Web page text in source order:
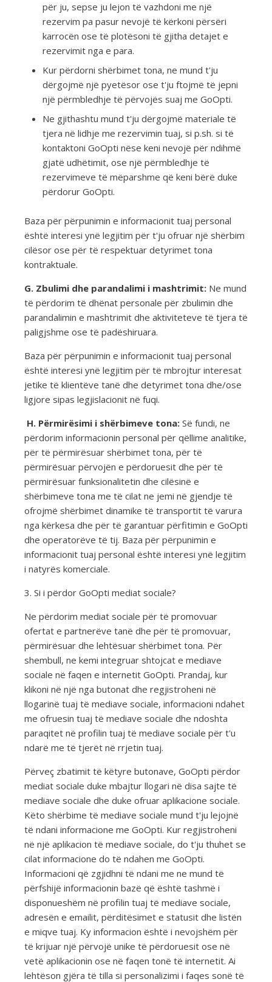
për ju, sepse ju lejon të vazhdoni me një
rezervim pa pasur nevojë të kërkoni përsëri
karrocën ose të plotësoni të gjitha detajet e
rezervimit nga e para.
Kur përdorni shërbimet tona, ne mund t'ju
dërgojmë një pyetësor ose t'ju ftojmë të jepni
një përmbledhje të përvojës suaj me GoOpti.
Ne gjithashtu mund t'ju dërgojmë materiale të
tjera në lidhje me rezervimin tuaj, si p.sh. si të
kontaktoni GoOpti nëse keni nevojë për ndihmë
gjatë udhëtimit, ose një përmbledhje të
rezervimeve të mëparshme që keni bërë duke
përdorur GoOpti.
Baza për përpunimin e informacionit tuaj personal
është interesi ynë legjitim për t'ju ofruar një shërbim
cilësor ose për të respektuar detyrimet tona
kontraktuale.
G. Zbulimi dhe parandalimi i mashtrimit:Ne mund
të përdorim të dhënat personale për zbulimin dhe
parandalimin e mashtrimit dhe aktiviteteve të tjera të
paligjshme ose të padëshiruara.
Baza për përpunimin e informacionit tuaj personal
është interesi ynë legjitim për të mbrojtur interesat
jetike të klientëve tanë dhe detyrimet tona dhe/ose
ligjore sipas legjislacionit në fuqi.
H. Përmirësimi i shërbimeve tona:Së fundi, ne
përdorim informacionin personal për qëllime analitike,
për të përmirësuar shërbimet tona, për të
përmirësuar përvojën e përdoruesit dhe për të
përmirësuar funksionalitetin dhe cilësinë e
shërbimeve tona me të cilat ne jemi në gjendje të
ofrojmë shërbimet dinamike të transportit të varura
nga kërkesa dhe për të garantuar përfitimin e GoOpti
dhe operatorëve të tij. Baza për përpunimin e
informacionit tuaj personal është interesi ynë legjitim
i natyrës komerciale.
3. Si i përdor GoOpti mediat sociale?
Ne përdorim mediat sociale për të promovuar
ofertat e partnerëve tanë dhe për të promovuar,
përmirësuar dhe lehtësuar shërbimet tona. Për
shembull, ne kemi integruar shtojcat e mediave
sociale në faqen e internetit GoOpti. Prandaj, kur
klikoni në një nga butonat dhe regjistroheni në
llogarinë tuaj të mediave sociale, informacioni ndahet
me ofruesin tuaj të mediave sociale dhe ndoshta
paraqitet në profilin tuaj të mediave sociale për t'u
ndarë me të tjerët në rrjetin tuaj.
Përveç zbatimit të këtyre butonave, GoOpti përdor
mediat sociale duke mbajtur llogari në disa sajte të
mediave sociale dhe duke ofruar aplikacione sociale.
Këto shërbime të mediave sociale mund t'ju lejojnë
të ndani informacione me GoOpti. Kur regjistroheni
në një aplikacion të mediave sociale, do t'ju thuhet se
cilat informacione do të ndahen me GoOpti.
Informacioni që zgjidhni të ndani me ne mund të
përfshijë informacionin bazë që është tashmë i
disponueshëm në profilin tuaj të mediave sociale,
adresën e emailit, përditësimet e statusit dhe listën
e miqve tuaj. Ky informacion është i nevojshëm për
të krijuar një përvojë unike të përdoruesit ose në
vetë aplikacionin ose në faqen tonë të internetit. Ai
lehtëson gjëra të tilla si personalizimi i faqes sonë të